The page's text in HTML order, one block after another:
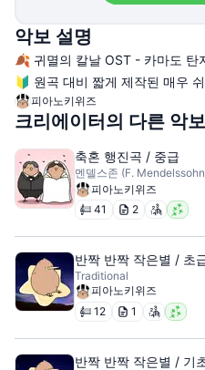
악보 설명
🍂 귀멸의 칼날 OST - 카마도 탄
🔰 원곡 대비 짧게 제작된 매우
피아노키위즈
크리에이터의 다른 악보
축혼 행진곡 / 중급
멘델스존 (F.
피아노키위즈
41 2
반짝 반짝 작은별 / 초
Traditional
피아노키위즈
12 1
반짝 반짝 작은별 / 기